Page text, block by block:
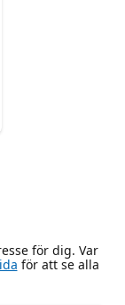
för dig. Var
för att se alla